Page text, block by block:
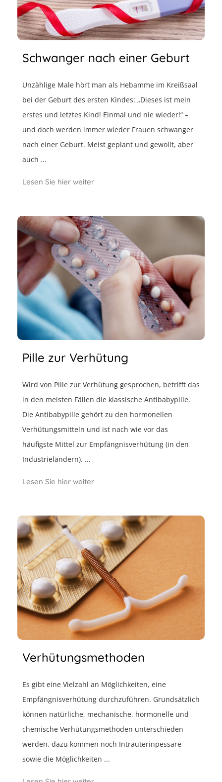
Schwanger nach einer Geburt
Unzählige Male hört man als Hebamme im Kreißsaal
bei der Geburt des ersten Kindes: „Dieses ist mein
erstes und letztes Kind! Einmal und nie wieder!“ –
und doch werden immer wieder Frauen schwanger
nach einer Geburt. Meist geplant und gewollt, aber
auch ...
Lesen Sie hier weiter
Pille zur Verhütung
Wird von Pille zur Verhütung gesprochen, betrifft das
in den meisten Fällen die klassische Antibabypille.
Die Antibabypille gehört zu den hormonellen
Verhütungsmitteln und ist nach wie vor das
häufigste Mittel zur Empfängnisverhütung (in den
Industrieländern). ...
Lesen Sie hier weiter
Verhütungsmethoden
Es gibt eine Vielzahl an Möglichkeiten, eine
Empfängnisverhütung durchzuführen. Grundsätzlich
können natürliche, mechanische, hormonelle und
chemische Verhütungsmethoden unterschieden
werden, dazu kommen noch Intrauterinpessare
sowie die Möglichkeiten ...